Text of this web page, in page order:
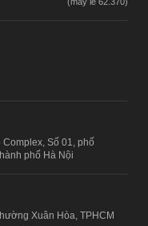
Số 01, phố
phố Hà Nội
Xuân Hòa, TPHCM